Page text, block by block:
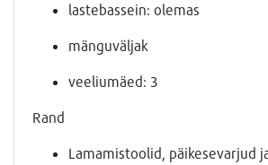
lastebassein: olemas
mänguväljak
veeliumäed: 3
Rand
Lamamistoolid, päikesevarjud